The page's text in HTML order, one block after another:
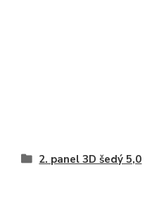
2. panel 3D šedý 5,0